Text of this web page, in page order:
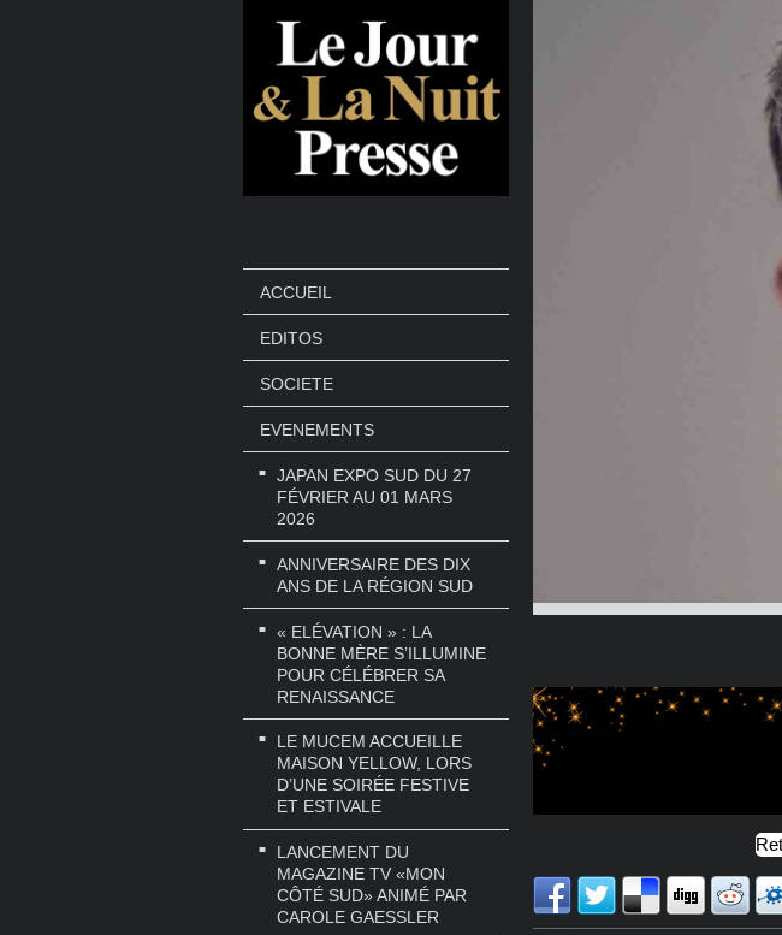
ACCUEIL
EDITOS
SOCIETE
EVENEMENTS
JAPAN EXPO SUD DU 27
FÉVRIER AU 01 MARS
2026
ANNIVERSAIRE DES DIX
ANS DE LA RÉGION SUD
« ELÉVATION » : LA
BONNE MÈRE S’ILLUMINE
POUR CÉLÉBRER SA
RENAISSANCE
LE MUCEM ACCUEILLE
MAISON YELLOW, LORS
D’UNE SOIRÉE FESTIVE
ET ESTIVALE
LANCEMENT DU
MAGAZINE TV «MON
CÔTÉ SUD» ANIMÉ PAR
CAROLE GAESSLER